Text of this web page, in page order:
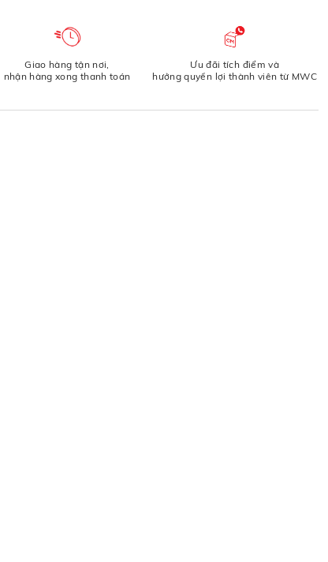
Giao hàng tận nơi,
nhận hàng xong thanh toán
Ưu đãi tích điểm và
hưởng quyền lợi thành viên từ MWC